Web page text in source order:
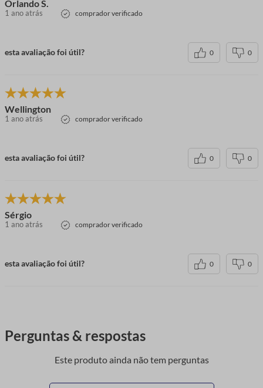
Orlando S.
1 ano atrás comprador verificado
esta avaliação foi útil? 0 0
Wellington
1 ano atrás comprador verificado
esta avaliação foi útil? 0 0
Sérgio
1 ano atrás comprador verificado
esta avaliação foi útil? 0 0
Perguntas & respostas
Este produto ainda não tem perguntas